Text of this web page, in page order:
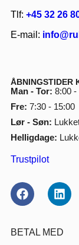
Tlf: +45 32 26
E-mail:
ÅBNINGSTIDER
Man - Tor: 8:00 -
Fre: 7:30 - 15:00
Lør - Søn:
Helligdage:
Trustpilot
BETAL MED